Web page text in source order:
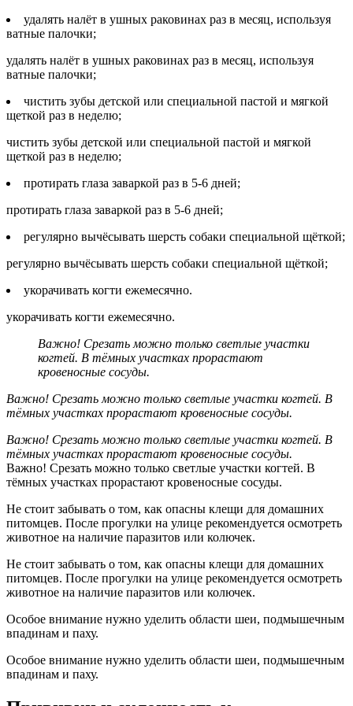
удалять налёт в ушных раковинах раз в месяц, используя
ватные палочки;
удалять налёт в ушных раковинах раз в месяц, используя
ватные палочки;
чистить зубы детской или специальной пастой и мягкой
щеткой раз в неделю;
чистить зубы детской или специальной пастой и мягкой
щеткой раз в неделю;
протирать глаза заваркой раз в 5-6 дней;
протирать глаза заваркой раз в 5-6 дней;
регулярно вычёсывать шерсть собаки специальной щёткой;
регулярно вычёсывать шерсть собаки специальной щёткой;
укорачивать когти ежемесячно.
укорачивать когти ежемесячно.
Важно! Срезать можно только светлые участки
когтей. В тёмных участках прорастают
кровеносные сосуды.
Важно! Срезать можно только светлые участки когтей. В
тёмных участках прорастают кровеносные сосуды.
Важно! Срезать можно только светлые участки когтей. В
тёмных участках прорастают кровеносные сосуды.
Важно! Срезать можно только светлые участки когтей. В
тёмных участках прорастают кровеносные сосуды.
Не стоит забывать о том, как опасны клещи для домашних
питомцев. После прогулки на улице рекомендуется осмотреть
животное на наличие паразитов или колючек.
Не стоит забывать о том, как опасны клещи для домашних
питомцев. После прогулки на улице рекомендуется осмотреть
животное на наличие паразитов или колючек.
Особое внимание нужно уделить области шеи, подмышечным
впадинам и паху.
Особое внимание нужно уделить области шеи, подмышечным
впадинам и паху.